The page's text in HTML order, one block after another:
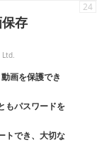
存
Ltd.
画を保護でき
もパスワードを
トでき、大切な
24